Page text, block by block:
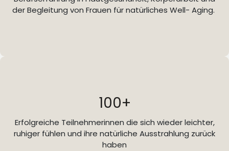
der Begleitung von Frauen für natürliches Well- Aging.
100+
Erfolgreiche Teilnehmerinnen die sich wieder leichter,
ruhiger fühlen und ihre natürliche Ausstrahlung zurück
haben